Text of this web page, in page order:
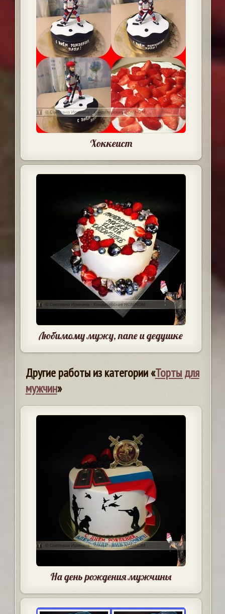
Хоккеист
Любимому мужу, папе и дедушке
Другие работы из категории «Торты для
мужчин»
На день рождения мужчины